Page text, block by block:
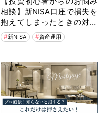
相談】新NISA口座で損失を
抱えてしまったときの対処
方と心構え
新NISA 資産運用